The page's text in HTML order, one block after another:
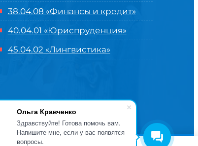
Ольга Кравченко
Здравствуйте! Готова помочь вам.
Напишите мне, если у вас появятся
вопросы.
38.04.08 «Финансы и кредит»
40.04.01 «Юриспруденция»
45.04.02 «Лингвистика»
| Разработка и продвижение в Центре цифровых